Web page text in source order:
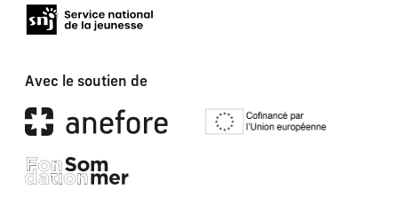
Avec le soutien de